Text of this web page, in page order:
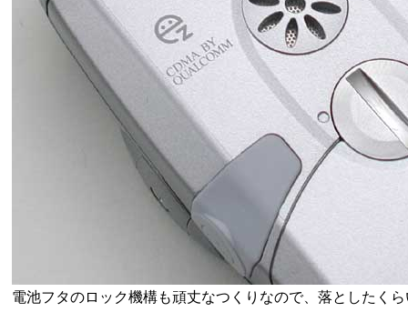
電池フタのロック機構も頑丈なつくりなので、落としたく